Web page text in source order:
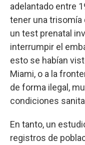
adelantado entre
tener una trisomía
un test prenatal
interrumpir el
esto se habían
Miami, o a la
de forma ilegal,
condiciones
En tanto, un
registros de